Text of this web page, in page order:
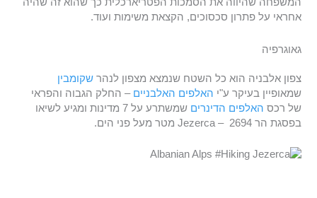
אחראי על פתרון סכסוכים, הקצאת משימות ועוד.
גאוגרפיה
צפון אלבניה הוא כל השטח שנמצא מצפון לנהרשקומבין
שמאופיין בעיקר ע"י האלפים האלבניים – החלק הגבוה והפראי
של רכס האלפים הדינרים
שמשתרע על 7 מדינות ומגיע לשיאו
בפסגת הר Jezerca – 2694 מטר מעל פני הים.